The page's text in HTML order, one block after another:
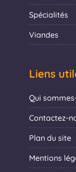
Spécialités
Viandes
Liens
Qui
Contactez-
Plan du site
Mentions